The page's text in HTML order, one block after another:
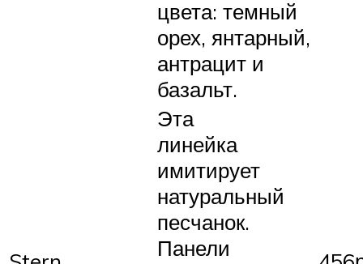
цвета: темный
орех, янтарный,
антрацит и
базальт.
Эта
линейка
имитирует
натуральный
песчанок.
Панели